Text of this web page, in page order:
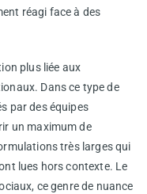
réagi face à des
plus liée aux
Dans ce type de
par des équipes
un maximum de
très larges qui
lues hors contexte. Le
ce genre de nuance